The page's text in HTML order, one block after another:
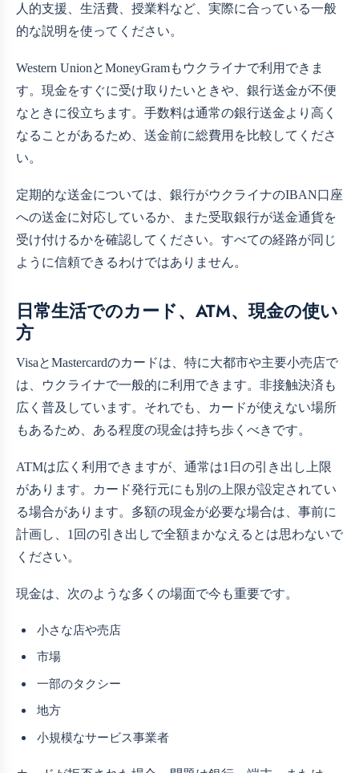
人的支援、生活費、授業料など、実際に合っている一般
的な説明を使ってください。
Western UnionとMoneyGramもウクライナで利用できま
す。現金をすぐに受け取りたいときや、銀行送金が不便
なときに役立ちます。手数料は通常の銀行送金より高く
なることがあるため、送金前に総費用を比較してくださ
い。
定期的な送金については、銀行がウクライナのIBAN口座
への送金に対応しているか、また受取銀行が送金通貨を
受け付けるかを確認してください。すべての経路が同じ
ように信頼できるわけではありません。
日常生活でのカード、ATM、現金の使い
方
VisaとMastercardのカードは、特に大都市や主要小売店で
は、ウクライナで一般的に利用できます。非接触決済も
広く普及しています。それでも、カードが使えない場所
もあるため、ある程度の現金は持ち歩くべきです。
ATMは広く利用できますが、通常は1日の引き出し上限
があります。カード発行元にも別の上限が設定されてい
る場合があります。多額の現金が必要な場合は、事前に
計画し、1回の引き出しで全額まかなえるとは思わないで
ください。
現金は、次のような多くの場面で今も重要です。
小さな店や売店
市場
一部のタクシー
地方
小規模なサービス事業者